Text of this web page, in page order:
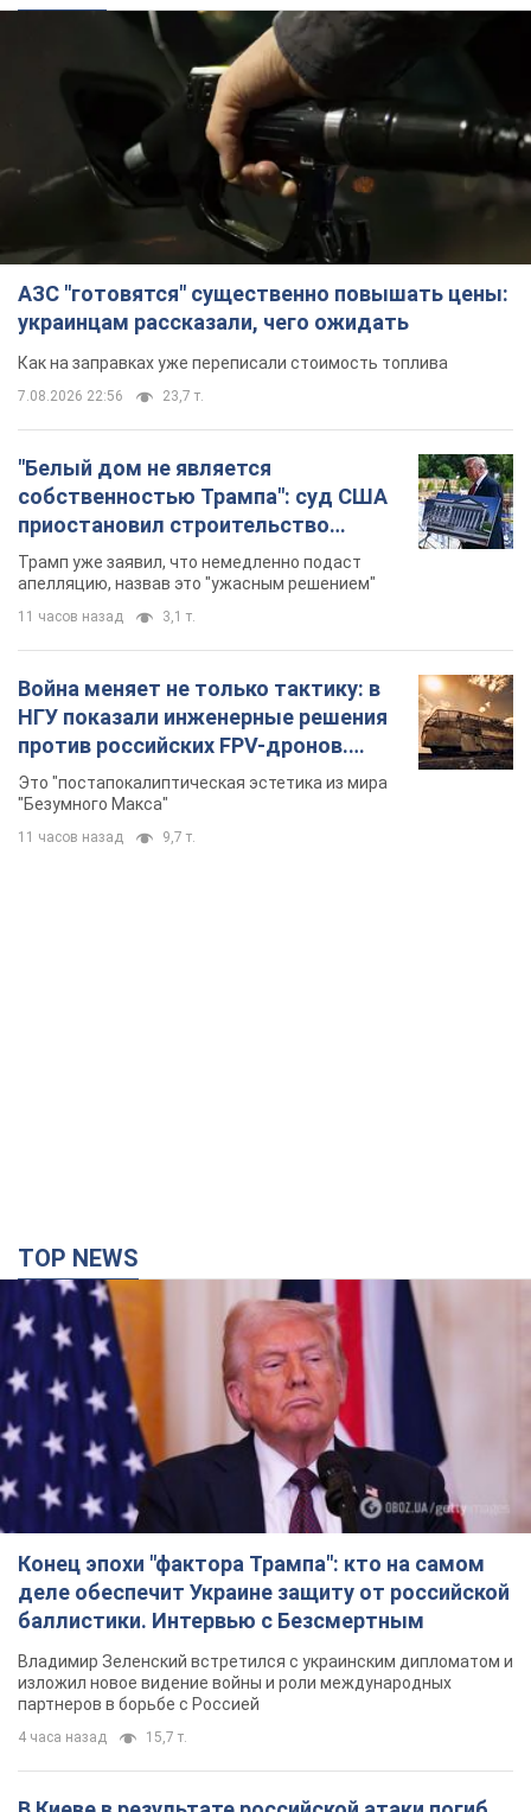
АЗС "готовятся" существенно повышать цены:
украинцам рассказали, чего ожидать
Как на заправках уже переписали стоимость топлива
7.08.2026 22:56 23,7 т.
"Белый дом не является
собственностью Трампа": суд США
приостановил строительство
бального зала стоимостью 400 млн
долларов
Трамп уже заявил, что немедленно подаст
апелляцию, назвав это "ужасным решением"
11 часов назад 3,1 т.
Война меняет не только тактику: в
НГУ показали инженерные решения
против российских FPV-дронов.
Фото
Это "постапокалиптическая эстетика из мира
"Безумного Макса"
11 часов назад 9,7 т.
TOP NEWS
Конец эпохи "фактора Трампа": кто на самом
деле обеспечит Украине защиту от российской
баллистики. Интервью с Безсмертным
Владимир Зеленский встретился с украинским дипломатом и
изложил новое видение войны и роли международных
партнеров в борьбе с Россией
4 часа назад 15,7 т.